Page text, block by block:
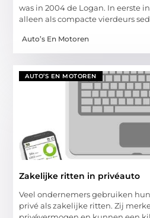
was in 2004 de Logan. In eerste
alleen als compacte vierdeurs
Auto’s En Motoren
AUTO’S EN MOTOREN
Zakelijke ritten in privéauto
Veel ondernemers gebruiken
privé als zakelijke ritten. Zij